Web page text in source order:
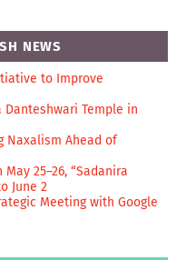
NEWS
to Improve
Danteshwari Temple in
Naxalism Ahead of
25–26, “Sadanira
June 2
Meeting with Google